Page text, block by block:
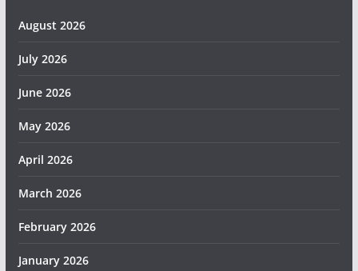
August 2026
July 2026
June 2026
May 2026
April 2026
March 2026
February 2026
January 2026